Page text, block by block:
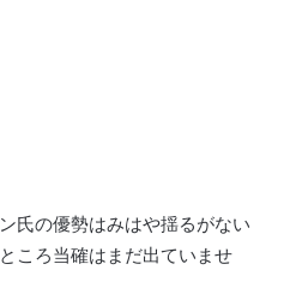
氏の優勢はみはや揺るがない
ころ当確はまだ出ていませ